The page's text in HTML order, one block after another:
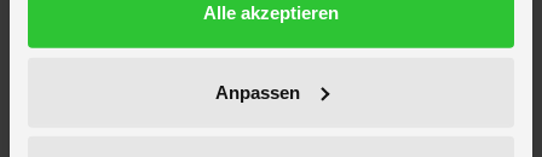
DatenschutzerklärungAlle akzeptieren
Anpassen
Gutscheine & Gewinnspiele
Neuheiten, Trends & Angebote